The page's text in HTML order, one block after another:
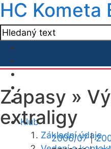
HC Kometa
Klub
Základní údaje
Zápasy »
extraligy
2006/07|